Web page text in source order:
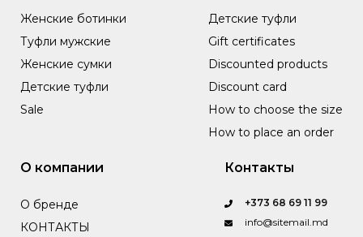
Женские ботинки
Туфли мужские
Женские сумки
Детские туфли
Sale
Детские туфли
Gift certificates
Discounted products
Discount card
How to choose the size
How to place an order
О компании
О бренде
КОНТАКТЫ
Контакты
+373 68 69 11 99
info@sitemail.md